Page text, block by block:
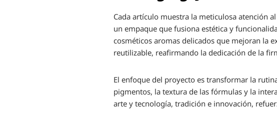
Cada artículo muestra la meticulosa atención
un empaque que fusiona estética y
cosméticos aromas delicados que mejoran la
reutilizable, reafirmando la dedicación de la
El enfoque del proyecto es transformar la
pigmentos, la textura de las fórmulas y la
arte y tecnología, tradición e innovación,